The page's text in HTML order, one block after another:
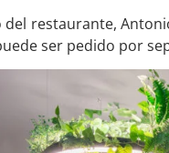
del restaurante,
ser pedido por